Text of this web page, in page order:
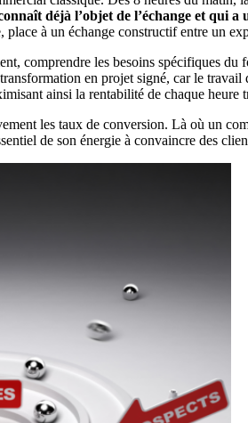
déjà l’objet de l’échange et qui
à un échange constructif entre un
comprendre les besoins spécifiques
en projet signé, car le
ainsi la rentabilité de chaque heure
les taux de conversion. Là où un
de son énergie à convaincre des